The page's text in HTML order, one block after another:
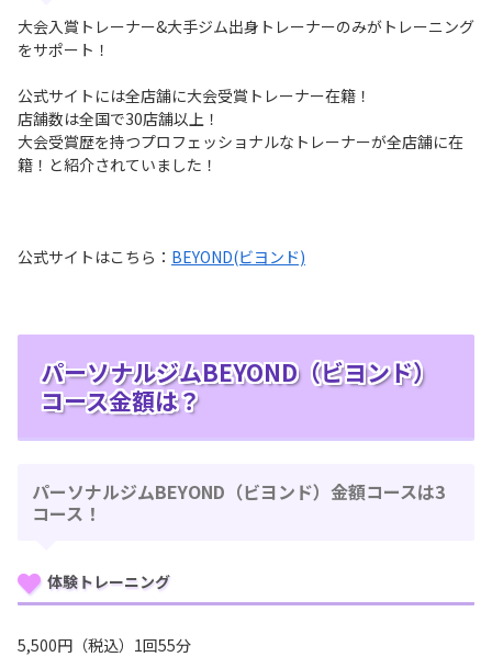
大会入賞トレーナー&大手ジム出身トレーナーのみがトレーニング
をサポート！
公式サイトには全店舗に⼤会受賞トレーナー在籍！
店舗数は全国で30店舗以上！
⼤会受賞歴を持つプロフェッショナルなトレーナーが全店舗に在
籍！と紹介されていました！
公式サイトはこちら： BEYOND(ビヨンド)
パーソナルジムBEYOND（ビヨンド）
コース金額は？
パーソナルジムBEYOND（ビヨンド）金額コースは3
コース！
体験トレーニング
5,500円（税込）1回55分